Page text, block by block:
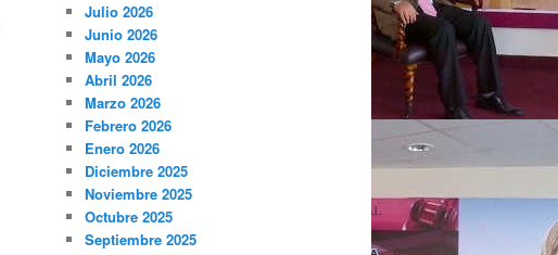
Julio 2026
Junio 2026
Mayo 2026
Abril 2026
Marzo 2026
Febrero 2026
Enero 2026
Diciembre 2025
Noviembre 2025
Octubre 2025
Septiembre 2025